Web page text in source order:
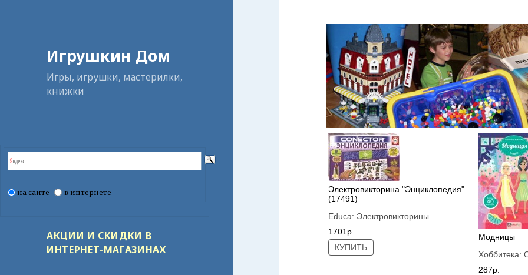
Игрушкин Дом
Игры, игрушки, мастерилки,
книжки
на сайте в интернете
АКЦИИ И СКИДКИ В
ИНТЕРНЕТ-МАГАЗИНАХ
Электровикторина "Энциклопедия"
(17491)
Educa: Электровикторины
1701р.
КУПИТЬ
Модницы
Хоббитека:
287р.